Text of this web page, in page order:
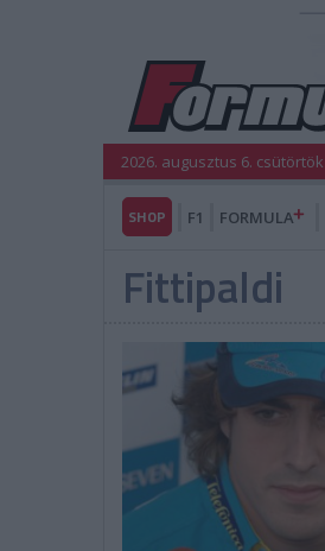
2026. augusztus 6. csütörtök
SHOP F1 FORMULA
Fittipaldi